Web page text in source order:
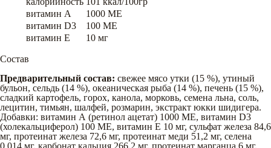
витамин A
1000 ME
витамин D3
100 ME
витамин E
10 мг
Состав
Предварительный состав: свежее мясо утки (15 %), утиный
бульон, сельдь (14 %), океаническая рыба (14 %), печень (15 %),
сладкий картофель, горох, канола, морковь, семена льна, соль,
лецитин, тимьян, шалфей, розмарин, экстракт юкки шидигера.
Добавки: витамин А (ретинол ацетат) 1000 МЕ, витамин D3
(холекальциферол) 100 МЕ, витамин Е 10 мг, сульфат железа 84,6
мг, протеинат железа 72,6 мг, протеинат меди 51,2 мг, селена
0,014 мг, карбонат кальция 266,2 мг, протеинат марганца 6 мг,